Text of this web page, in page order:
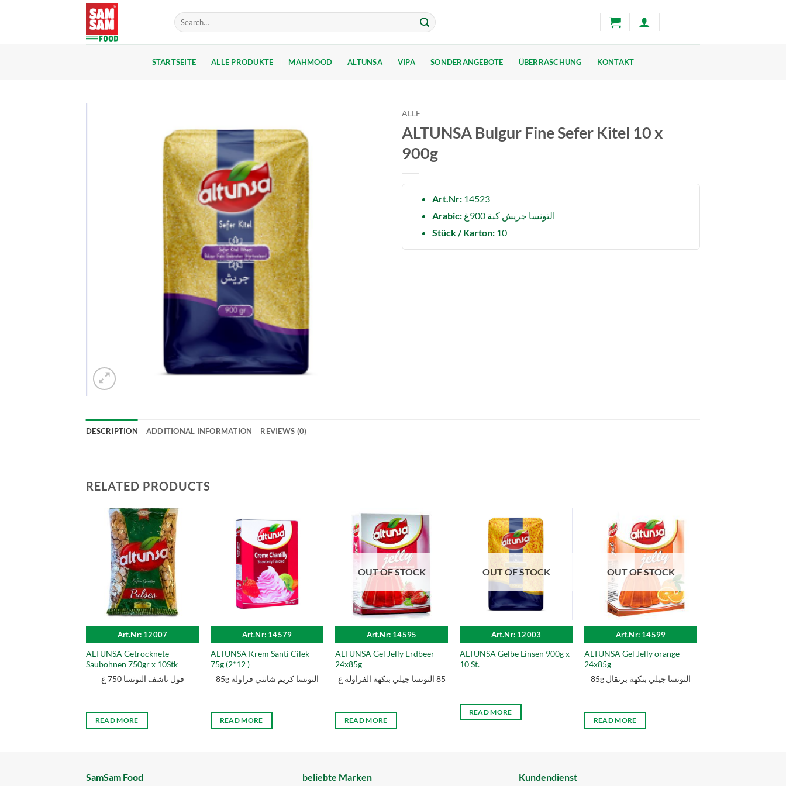
Search
for:
STARTSEITE ALLE PRODUKTE MAHMOOD ALTUNSA VIPA SONDERANGEBOTE ÜBERRASCHUNG KONTAKT
ALLE
ALTUNSA Bulgur Fine Sefer Kitel 10 x
900g
Art.Nr:14523
Arabic:
التونسا جريش كبة 900غ
Stück / Karton:10
DESCRIPTION ADDITIONAL INFORMATION REVIEWS (0)
RELATED PRODUCTS
Art.Nr: 12007
ALTUNSA Getrocknete
Saubohnen 750gr x 10Stk
فول ناشف التونسا 750 غ
READ MORE
Art.Nr: 14579
ALTUNSA Krem Santi Cilek
75g (2*12 )
85g التونسا كریم شانتي فراولة
READ MORE
OUT OF STOCK
Art.Nr: 14595
ALTUNSA Gel Jelly Erdbeer
24x85g
85 التونسا جيلي بنكھة الفراولة غ
READ MORE
OUT OF STOCK
Art.Nr: 12003
ALTUNSA Gelbe Linsen 900g x
10 St.
READ MORE
OUT OF STOCK
Art.Nr: 14599
ALTUNSA Gel Jelly orange
24x85g
85g التونسا جيلي بنكهة برتقال
READ MORE
SamSam Food beliebte Marken Kundendienst